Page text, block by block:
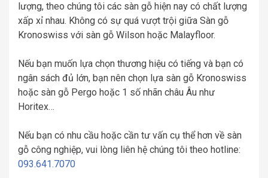
lượng, theo chúng tôi các sàn gỗ hiện nay có chất lượng
xấp xỉ nhau. Không có sự quá vượt trội giữa Sàn gỗ
Kronoswiss với sàn gỗ Wilson hoặc Malayfloor.
Nếu bạn muốn lựa chọn thương hiệu có tiếng và bạn có
ngân sách đủ lớn, bạn nên chọn lựa sàn gỗ Kronoswiss
hoặc sàn gỗ Pergo hoặc 1 số nhãn châu Âu như
Horitex…
Nếu bạn có nhu cầu hoặc cần tư vấn cụ thể hơn về sàn
gỗ công nghiệp, vui lòng liên hệ chúng tôi theo hotline:
093.641.7070